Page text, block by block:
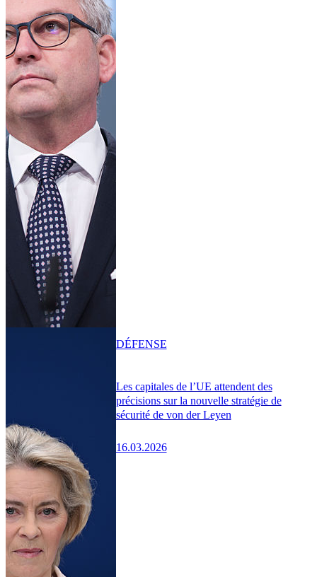
Les capitales de l’UE attendent des
précisions sur la nouvelle stratégie de
sécurité de von der Leyen
16.03.2026
DÉFENSE